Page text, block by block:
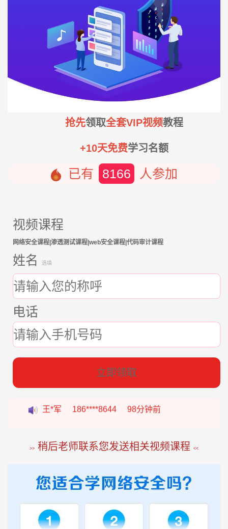
抢先领取全套VIP视频教程
+10天免费学习名额
已有 8166 人参加
视频课程
网络安全课程|渗透测试课程|web安全课程|代码审计课程
姓名 选填
电话
立即领取
188****2207 22分钟前
98分钟前
>> 稍后老师联系您发送相关视频课程 <<